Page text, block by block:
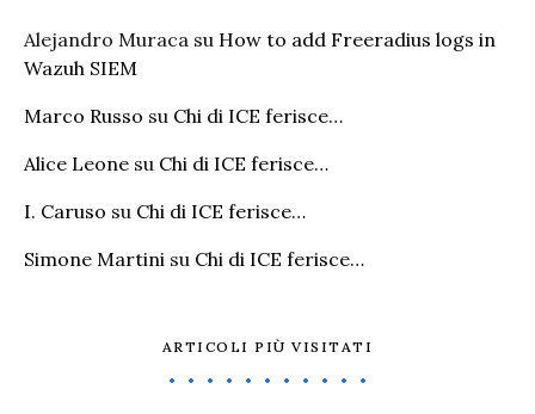
Alejandro Muraca su How to add Freeradius logs in
Wazuh SIEM
Marco Russo su Chi di ICE ferisce…
Alice Leone su Chi di ICE ferisce…
I. Caruso su Chi di ICE ferisce…
Simone Martini su Chi di ICE ferisce…
ARTICOLI PIÙ VISITATI